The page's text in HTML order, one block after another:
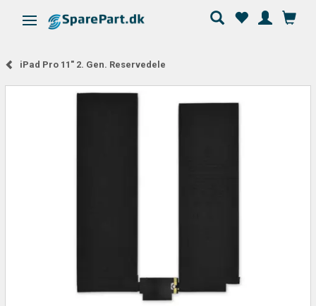
Skifte navigation
iPad Pro 11" 2. Gen. Reservedele